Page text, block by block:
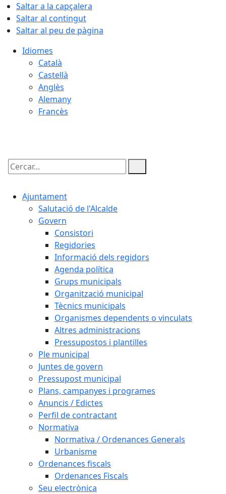
Saltar a la capçalera
Saltar al contingut
Saltar al peu de pàgina
Idiomes
Català
Castellà
Anglès
Alemany
Francès
Cercar:
Ajuntament
Salutació de l'Alcalde
Govern
Consistori
Regidories
Informació dels regidors
Agenda política
Grups municipals
Organització municipal
Tècnics municipals
Organismes dependents o vinculats
Altres administracions
Pressupostos i plantilles
Ple municipal
Juntes de govern
Pressupost municipal
Plans, campanyes i programes
Anuncis / Edictes
Perfil de contractant
Normativa
Normativa / Ordenances Generals
Urbanisme
Ordenances fiscals
Ordenances Fiscals
Seu electrònica